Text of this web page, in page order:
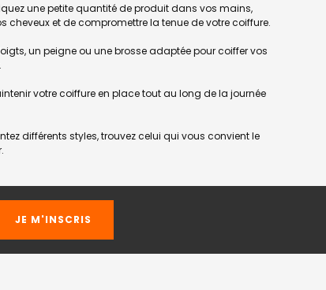
une petite quantité de produit dans vos mains,
cheveux et de compromettre la tenue de votre coiffure.
un peigne ou une brosse adaptée pour coiffer vos
votre coiffure en place tout au long de la journée
différents styles, trouvez celui qui vous convient le